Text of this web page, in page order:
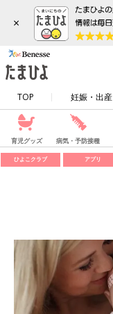
×
TOP 妊娠・出産
育児グッズ 病気・予防接種
ひよこクラブ アプリ